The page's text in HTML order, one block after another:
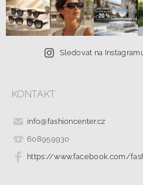
Sledovat na
KONTAKT
info@fashioncenter.cz
608959930
https://www.facebook.com/